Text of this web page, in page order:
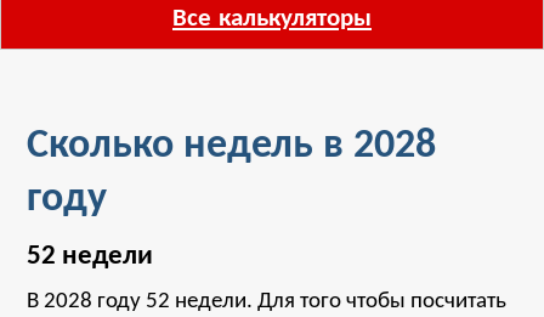
Все калькуляторы
Сколько недель в 2028
году
52 недели
В 2028 году 52 недели. Для того чтобы посчитать